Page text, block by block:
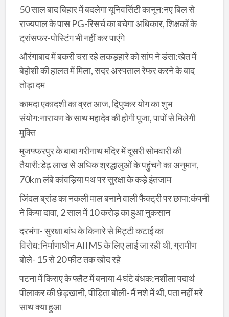
50 साल बाद बिहार में बदलेगा यूनिवर्सिटी कानून:नए बिल से
राज्यपाल के पास PG-रिसर्च का बचेगा अधिकार, शिक्षकों के
ट्रांसफर-पोस्टिंग भी नहीं कर पाएंगे
औरंगाबाद में बकरी चरा रहे लकड़हारे को सांप ने डंसा:खेत में
बेहोशी की हालत में मिला, सदर अस्पताल रेफर करने के बाद
तोड़ा दम
कामदा एकादशी का व्रत आज, द्विपुष्कर योग का शुभ
संयोग:नारायण के साथ महादेव की होगी पूजा, पापों से मिलेगी
मुक्ति
मुजफ्फरपुर के बाबा गरीनाथ मंदिर में दूसरी सोमवारी की
तैयारी:डेढ़ लाख से अधिक श्रद्धालुओं के पहुंचने का अनुमान,
70km लंबे कांवड़िया पथ पर सुरक्षा के कड़े इंतजाम
जिंदल ब्रांड का नकली माल बनाने वाली फैक्ट्री पर छापा:कंपनी
ने किया दावा, 2 साल में 10 करोड़ का हुआ नुकसान
दरभंगा- सुरक्षा बांध के किनारे से मिट्टी कटाई का
विरोध:निर्माणाधीन AIIMS के लिए लाई जा रही थी, ग्रामीण
बोले- 15 से 20 फीट तक खोद रहे
पटना में किराए के फ्लैट में बनाया 4 घंटे बंधक:नशीला पदार्थ
पीलाकर की छेड़खानी, पीड़िता बोली- मैं नशे में थी, पता नहीं मरे
साथ क्या हुआ